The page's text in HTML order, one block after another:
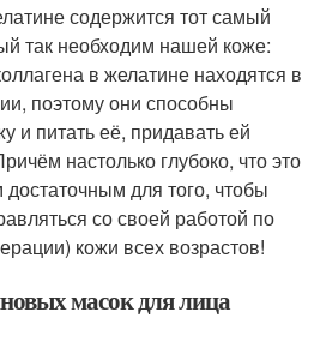
содержится тот самый
так необходим нашей коже:
в желатине находятся в
поэтому они способны
и питать её, придавать ей
настолько глубоко, что это
для того, чтобы
со своей работой по
кожи всех возрастов!
масок для лица